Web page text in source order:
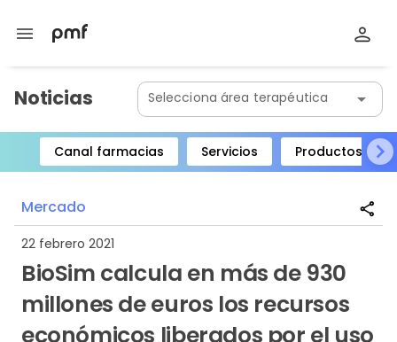
menu
Noticias Selecciona área terapéutica arrow_drop_down
Canal farmacias Servicios
Productos
Item
of
8
Mercado share
22 febrero 2021
BioSim calcula en más de 930
millones de euros los recursos
económicos liberados por el uso